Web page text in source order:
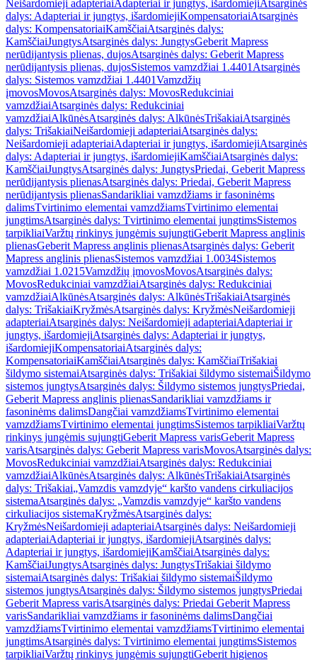
Neišardomieji adapteriaiAdapteriai ir jungtys, išardomiejiAtsarginės
dalys: Adapteriai ir jungtys, išardomiejiKompensatoriaiAtsarginės
dalys: KompensatoriaiKamščiaiAtsarginės dalys:
KamščiaiJungtysAtsarginės dalys: JungtysGeberit Mapress
nerūdijantysis plienas, dujosAtsarginės dalys: Geberit Mapress
nerūdijantysis plienas, dujosSistemos vamzdžiai 1.4401 Atsarginės
dalys: Sistemos vamzdžiai 1.4401Vamzdžių
įmovosMovosAtsarginės dalys: MovosRedukciniai
vamzdžiaiAtsarginės dalys: Redukciniai
vamzdžiaiAlkūnėsAtsarginės dalys: AlkūnėsTrišakiaiAtsarginės
dalys: TrišakiaiNeišardomieji adapteriaiAtsarginės dalys:
Neišardomieji adapteriaiAdapteriai ir jungtys, išardomiejiAtsarginės
dalys: Adapteriai ir jungtys, išardomiejiKamščiaiAtsarginės dalys:
KamščiaiJungtysAtsarginės dalys: JungtysPriedai, Geberit Mapress
nerūdijantysis plienasAtsarginės dalys: Priedai, Geberit Mapress
nerūdijantysis plienasSandarikliai vamzdžiams ir fasoninėms
dalimsTvirtinimo elementai vamzdžiamsTvirtinimo elementai
jungtimsAtsarginės dalys: Tvirtinimo elementai jungtimsSistemos
tarpikliaiVaržtų rinkinys jungėmis sujungtiGeberit Mapress anglinis
plienasGeberit Mapress anglinis plienasAtsarginės dalys: Geberit
Mapress anglinis plienasSistemos vamzdžiai 1.0034Sistemos
vamzdžiai 1.0215Vamzdžių įmovosMovosAtsarginės dalys:
MovosRedukciniai vamzdžiaiAtsarginės dalys: Redukciniai
vamzdžiaiAlkūnėsAtsarginės dalys: AlkūnėsTrišakiaiAtsarginės
dalys: TrišakiaiKryžmėsAtsarginės dalys: KryžmėsNeišardomieji
adapteriaiAtsarginės dalys: Neišardomieji adapteriaiAdapteriai ir
jungtys, išardomiejiAtsarginės dalys: Adapteriai ir jungtys,
išardomiejiKompensatoriaiAtsarginės dalys:
KompensatoriaiKamščiaiAtsarginės dalys: KamščiaiTrišakiai
šildymo sistemaiAtsarginės dalys: Trišakiai šildymo sistemaiŠildymo
sistemos jungtysAtsarginės dalys: Šildymo sistemos jungtysPriedai,
Geberit Mapress anglinis plienasSandarikliai vamzdžiams ir
fasoninėms dalimsDangčiai vamzdžiamsTvirtinimo elementai
vamzdžiamsTvirtinimo elementai jungtimsSistemos tarpikliaiVaržtų
rinkinys jungėmis sujungtiGeberit Mapress varisGeberit Mapress
varisAtsarginės dalys: Geberit Mapress varisMovosAtsarginės dalys:
MovosRedukciniai vamzdžiaiAtsarginės dalys: Redukciniai
vamzdžiaiAlkūnėsAtsarginės dalys: AlkūnėsTrišakiaiAtsarginės
dalys: Trišakiai„Vamzdis vamzdyje“ karšto vandens cirkuliacijos
sistemaAtsarginės dalys: „Vamzdis vamzdyje“ karšto vandens
cirkuliacijos sistemaKryžmėsAtsarginės dalys:
KryžmėsNeišardomieji adapteriaiAtsarginės dalys: Neišardomieji
adapteriaiAdapteriai ir jungtys, išardomiejiAtsarginės dalys:
Adapteriai ir jungtys, išardomiejiKamščiaiAtsarginės dalys:
KamščiaiJungtysAtsarginės dalys: JungtysTrišakiai šildymo
sistemaiAtsarginės dalys: Trišakiai šildymo sistemaiŠildymo
sistemos jungtysAtsarginės dalys: Šildymo sistemos jungtysPriedai
Geberit Mapress varisAtsarginės dalys: Priedai Geberit Mapress
varisSandarikliai vamzdžiams ir fasoninėms dalimsDangčiai
vamzdžiamsTvirtinimo elementai vamzdžiamsTvirtinimo elementai
jungtimsAtsarginės dalys: Tvirtinimo elementai jungtimsSistemos
tarpikliaiVaržtų rinkinys jungėmis sujungtiGeberit higienos